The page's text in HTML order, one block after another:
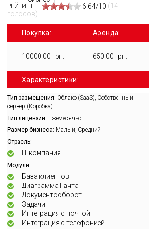
РЕЙТИНГ: 6.64/10 (14
голосов)
Покупка:
10000.00 грн.
Аренда:
650.00 грн.
Характеристики:
Тип размещения: Облако (SaaS), Собственный
сервер (Коробка)
Тип лицензии: Ежемесячно
Размер бизнеса: Малый, Средний
Отрасль:
IT-компания
Модули:
База клиентов
Диаграмма Ганта
Документооборот
Задачи
Интеграция с почтой
Интеграция с телефонией